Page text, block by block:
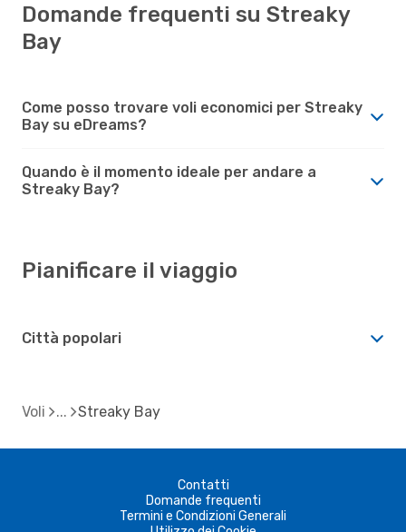
Domande frequenti su Streaky
Bay
Come posso trovare voli economici per Streaky
Bay su eDreams?
Quando è il momento ideale per andare a
Streaky Bay?
Pianificare il viaggio
Città popolari
Voli Streaky Bay
Contatti
Domande frequenti
Termini e Condizioni Generali